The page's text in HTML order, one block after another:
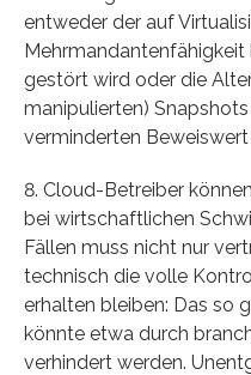
entweder der auf
gestört wird oder die
manipulierten)
verminderten
8. Cloud-Betreiber
bei wirtschaftlichen
Fällen muss nicht nur
technisch die volle
erhalten bleiben: Das so
könnte etwa durch
verhindert werden.